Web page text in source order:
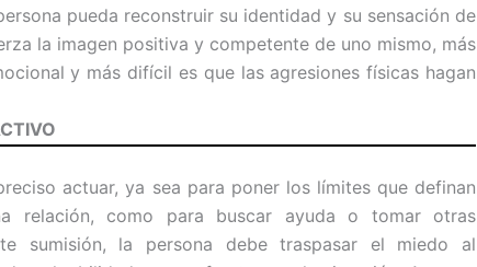
pueda reconstruir su identidad y su sensación de
la imagen positiva y competente de uno mismo, más
y más difícil es que las agresiones físicas hagan
actuar, ya sea para poner los límites que definan
relación, como para buscar ayuda o tomar otras
sumisión, la persona debe traspasar el miedo al